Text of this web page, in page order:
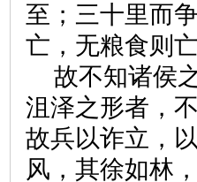
至；三十里而
亡，无粮食则
故不知诸侯
沮泽之形者，
故兵以诈立，
风，其徐如林